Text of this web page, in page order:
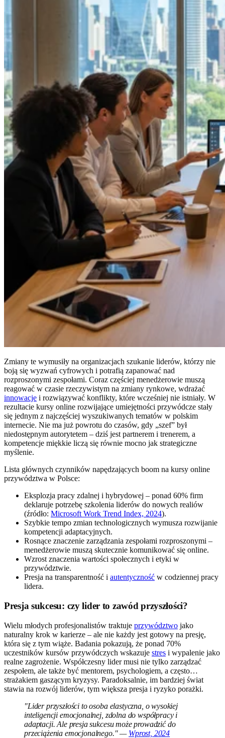
Zmiany te wymusiły na organizacjach szukanie liderów, którzy nie
boją się wyzwań cyfrowych i potrafią zapanować nad
rozproszonymi zespołami. Coraz częściej menedżerowie muszą
reagować w czasie rzeczywistym na zmiany rynkowe, wdrażać
innowacje i rozwiązywać konflikty, które wcześniej nie istniały. W
rezultacie kursy online rozwijające umiejętności przywódcze stały
się jednym z najczęściej wyszukiwanych tematów w polskim
internecie. Nie ma już powrotu do czasów, gdy „szef” był
niedostępnym autorytetem – dziś jest partnerem i trenerem, a
kompetencje miękkie liczą się równie mocno jak strategiczne
myślenie.
Lista głównych czynników napędzających boom na kursy online
przywództwa w Polsce:
Eksplozja pracy zdalnej i hybrydowej – ponad 60% firm
deklaruje potrzebę szkolenia liderów do nowych realiów
(źródło: Microsoft Work Trend Index, 2024).
Szybkie tempo zmian technologicznych wymusza rozwijanie
kompetencji adaptacyjnych.
Rosnące znaczenie zarządzania zespołami rozproszonymi –
menedżerowie muszą skutecznie komunikować się online.
Wzrost znaczenia wartości społecznych i etyki w
przywództwie.
Presja na transparentność i autentyczność w codziennej pracy
lidera.
Presja sukcesu: czy lider to zawód przyszłości?
Wielu młodych profesjonalistów traktuje przywództwo jako
naturalny krok w karierze – ale nie każdy jest gotowy na presję,
która się z tym wiąże. Badania pokazują, że ponad 70%
uczestników kursów przywódczych wskazuje stres i wypalenie jako
realne zagrożenie. Współczesny lider musi nie tylko zarządzać
zespołem, ale także być mentorem, psychologiem, a często…
strażakiem gaszącym kryzysy. Paradoksalnie, im bardziej świat
stawia na rozwój liderów, tym większa presja i ryzyko porażki.
"Lider przyszłości to osoba elastyczna, o wysokiej
inteligencji emocjonalnej, zdolna do współpracy i
adaptacji. Ale presja sukcesu może prowadzić do
przeciążenia emocjonalnego." — Wprost, 2024